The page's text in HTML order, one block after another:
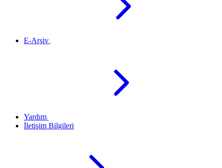
E-Arşiv
Yardım
İletişim Bilgileri